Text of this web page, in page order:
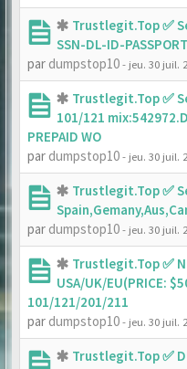
Trustlegit.Top ✅
SSN-DL-ID-
par dumpstop10- jeu. 30 juil.
Trustlegit.Top ✅
101/121
PREPAID WO
par dumpstop10- jeu. 30 juil.
Trustlegit.Top ✅
par dumpstop10- jeu. 30 juil.
Trustlegit.Top ✅
USA/UK/EU(PRICE:
101/121/201/211
par dumpstop10- jeu. 30 juil.
Trustlegit.Top ✅